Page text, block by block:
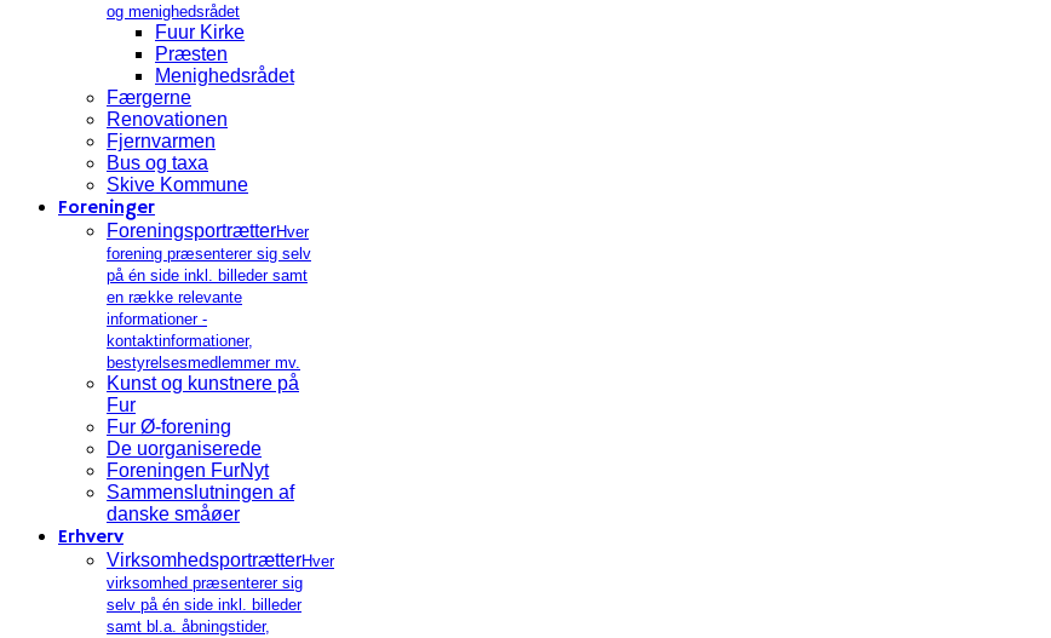
og menighedsrådet
Fuur Kirke
Præsten
Menighedsrådet
Færgerne
Renovationen
Fjernvarmen
Bus og taxa
Skive Kommune
Foreninger
ForeningsportrætterHver
forening præsenterer sig selv
på én side inkl. billeder samt
en række relevante
informationer -
kontaktinformationer,
bestyrelsesmedlemmer mv.
Kunst og kunstnere på
Fur
Fur Ø-forening
De uorganiserede
Foreningen FurNyt
Sammenslutningen af
danske småøer
Erhverv
VirksomhedsportrætterHver
virksomhed præsenterer sig
selv på én side inkl. billeder
samt bl.a. åbningstider,